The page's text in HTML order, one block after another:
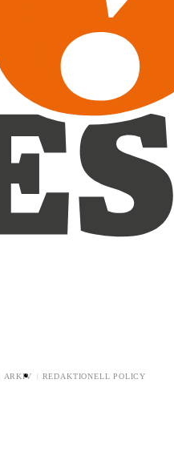
ARKIV REDAKTIONELL POLICY